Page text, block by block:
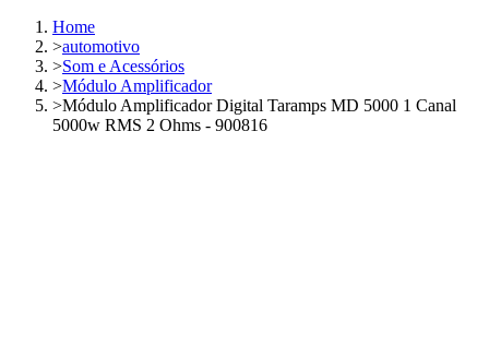
Home
>automotivo
>Som e Acessórios
>Módulo Amplificador
>Módulo Amplificador Digital Taramps MD 5000 1 Canal
5000w RMS 2 Ohms - 900816